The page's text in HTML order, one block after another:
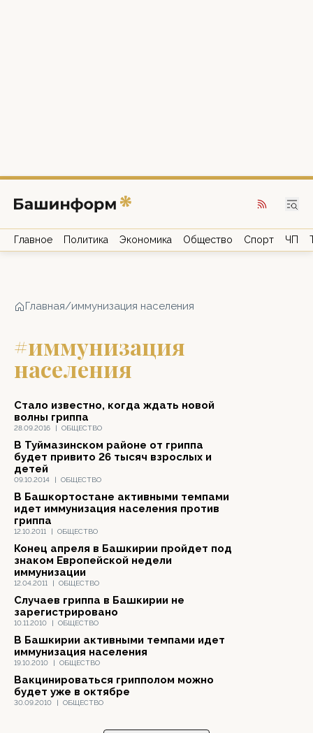
Главное Политика Экономика Общество Спорт ЧП
Главная/иммунизация населения
#иммунизация
населения
28.09.2016 | ОБЩЕСТВО
Стало известно, когда ждать новой
волны гриппа
09.10.2014 | ОБЩЕСТВО
В Туймазинском районе от гриппа
будет привито 26 тысяч взрослых и
детей
12.10.2011 | ОБЩЕСТВО
В Башкортостане активными темпами
идет иммунизация населения против
гриппа
12.04.2011 | ОБЩЕСТВО
Конец апреля в Башкирии пройдет под
знаком Европейской недели
иммунизации
10.11.2010 | ОБЩЕСТВО
Случаев гриппа в Башкирии не
зарегистрировано
19.10.2010 | ОБЩЕСТВО
В Башкирии активными темпами идет
иммунизация населения
30.09.2010 | ОБЩЕСТВО
Вакцинироваться грипполом можно
будет уже в октябре